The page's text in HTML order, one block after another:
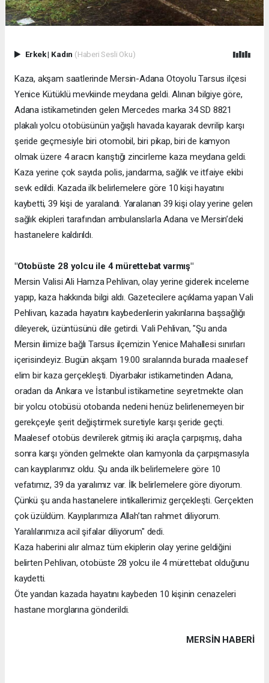
Erkek| Kadın (Haberi Sesli Oku)
Kaza, akşam saatlerinde Mersin-Adana Otoyolu Tarsus ilçesi
Yenice Kütüklü mevkiinde meydana geldi. Alınan bilgiye göre,
Adana istikametinden gelen Mercedes marka 34 SD 8821
plakalı yolcu otobüsünün yağışlı havada kayarak devrilip karşı
şeride geçmesiyle biri otomobil, biri pikap, biri de kamyon
olmak üzere 4 aracın karıştığı zincirleme kaza meydana geldi.
Kaza yerine çok sayıda polis, jandarma, sağlık ve itfaiye ekibi
sevk edildi. Kazada ilk belirlemelere göre 10 kişi hayatını
kaybetti, 39 kişi de yaralandı. Yaralanan 39 kişi olay yerine gelen
sağlık ekipleri tarafından ambulanslarla Adana ve Mersin’deki
hastanelere kaldırıldı.
"Otobüste 28 yolcu ile 4 mürettebat varmış"
Mersin Valisi Ali Hamza Pehlivan, olay yerine giderek inceleme
yapıp, kaza hakkında bilgi aldı. Gazetecilere açıklama yapan Vali
Pehlivan, kazada hayatını kaybedenlerin yakınlarına başsağlığı
dileyerek, üzüntüsünü dile getirdi. Vali Pehlivan, "Şu anda
Mersin ilimize bağlı Tarsus ilçemizin Yenice Mahallesi sınırları
içerisindeyiz. Bugün akşam 19.00 sıralarında burada maalesef
elim bir kaza gerçekleşti. Diyarbakır istikametinden Adana,
oradan da Ankara ve İstanbul istikametine seyretmekte olan
bir yolcu otobüsü otobanda nedeni henüz belirlenemeyen bir
gerekçeyle şerit değiştirmek suretiyle karşı şeride geçti.
Maalesef otobüs devrilerek gitmiş iki araçla çarpışmış, daha
sonra karşı yönden gelmekte olan kamyonla da çarpışmasıyla
can kayıplarımız oldu. Şu anda ilk belirlemelere göre 10
vefatımız, 39 da yaralımız var. İlk belirlemelere göre diyorum.
Çünkü şu anda hastanelere intikallerimiz gerçekleşti. Gerçekten
çok üzüldüm. Kayıplarımıza Allah’tan rahmet diliyorum.
Yaralılarımıza acil şifalar diliyorum" dedi.
Kaza haberini alır almaz tüm ekiplerin olay yerine geldiğini
belirten Pehlivan, otobüste 28 yolcu ile 4 mürettebat olduğunu
kaydetti.
Öte yandan kazada hayatını kaybeden 10 kişinin cenazeleri
hastane morglarına gönderildi.
MERSIN HABERİ